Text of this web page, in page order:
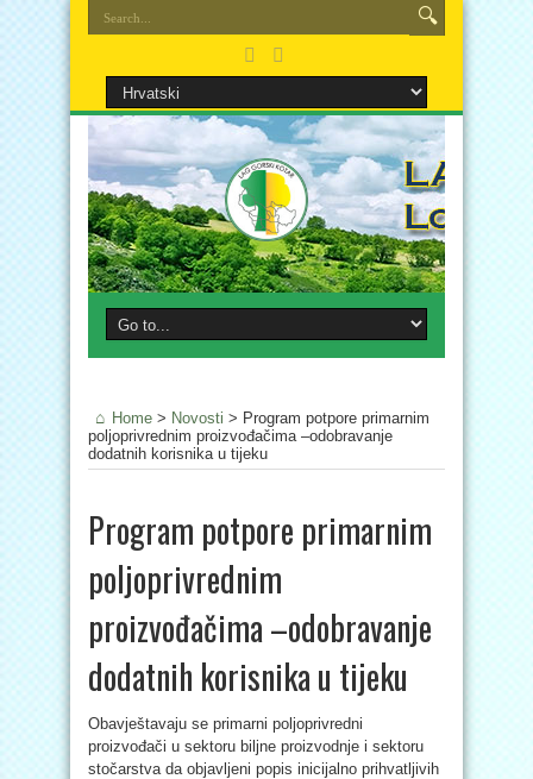
Home > Novosti > Program potpore primarnim
poljoprivrednim proizvođačima –odobravanje
dodatnih korisnika u tijeku
Program potpore primarnim
poljoprivrednim
proizvođačima –odobravanje
dodatnih korisnika u tijeku
Obavještavaju se primarni poljoprivredni
proizvođači u sektoru biljne proizvodnje i sektoru
stočarstva da objavljeni popis inicijalno prihvatljivih